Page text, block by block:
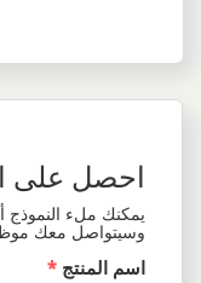
احصل على
يمكنك ملء النموذج
وسيتواصل معك
اسم المنتج *